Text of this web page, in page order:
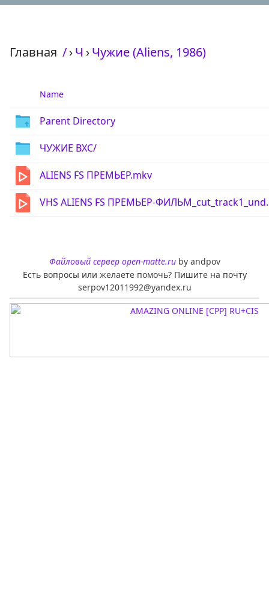
Главная /›Ч ›Чужие (Aliens, 1986)
Name
Parent Directory
ЧУЖИЕ ВХС/
ALIENS FS ПРЕМЬЕР.mkv
VHS ALIENS FS ПРЕМЬЕР-
Файловый сервер open-matte.ruby andpov
Есть вопросы или желаете помочь? Пишите на почту
serpov12011992@yandex.ru